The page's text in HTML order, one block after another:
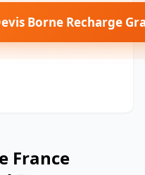
Borne Recharge
France